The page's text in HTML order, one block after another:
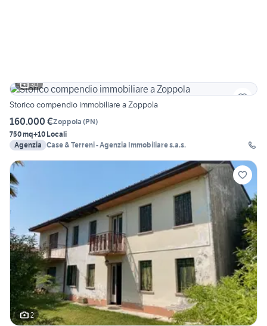
30
Storico compendio immobiliare a Zoppola
160.000 €Zoppola (PN)
750 mq+10 Locali
Agenzia Case & Terreni - Agenzia Immobiliare s.a.s.
2